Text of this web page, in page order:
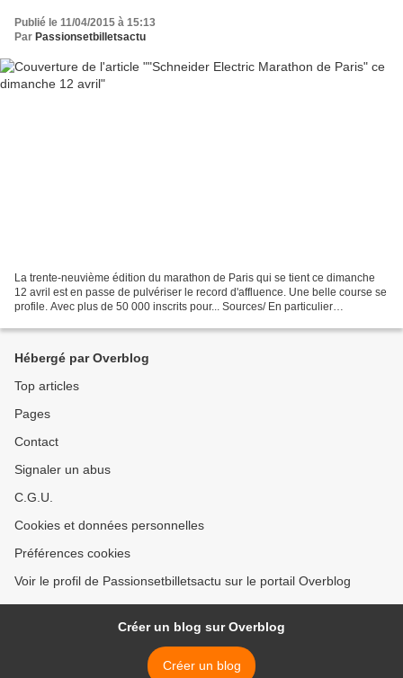
Publié le 11/04/2015 à 15:13
Par Passionsetbilletsactu
La trente-neuvième édition du marathon de Paris qui se tient ce dimanche
12 avril est en passe de pulvériser le record d'affluence. Une belle course se
profile. Avec plus de 50 000 inscrits pour... Sources/ En particulier
Hébergé par Overblog
Top articles
Pages
Contact
Signaler un abus
C.G.U.
Cookies et données personnelles
Préférences cookies
Voir le profil de Passionsetbilletsactu sur le portail Overblog
Créer un blog sur Overblog
Créer un blog